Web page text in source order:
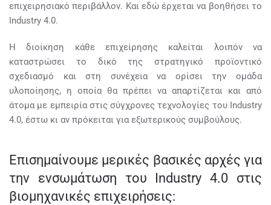
επιχειρησιακό περιβάλλον. Και εδώ έρχεται να βοηθήσει το
Industry 4.0.
Η διοίκηση κάθε επιχείρησης καλείται λοιπόν να
καταστρώσει το δικό της στρατηγικό προϊοντικό
σχεδιασμό και στη συνέχεια να ορίσει την ομάδα
υλοποίησης, η οποία θα πρέπει να απαρτίζεται και από
άτομα με εμπειρία στις σύγχρονες τεχνολογίες του Industry
4.0, έστω κι αν πρόκειται για εξωτερικούς συμβούλους.
Επισημαίνουμε μερικές βασικές αρχές για
την ενσωμάτωση του Industry 4.0 στις
βιομηχανικές επιχειρήσεις: